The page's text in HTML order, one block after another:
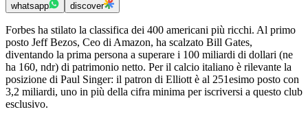
whatsapp discover
Forbes ha stilato la classifica dei 400 americani più ricchi. Al primo
posto Jeff Bezos, Ceo di Amazon, ha scalzato Bill Gates,
diventando la prima persona a superare i 100 miliardi di dollari (ne
ha 160, ndr) di patrimonio netto. Per il calcio italiano è rilevante la
posizione di Paul Singer: il patron di Elliott è al 251esimo posto con
3,2 miliardi, uno in più della cifra minima per iscriversi a questo club
esclusivo.